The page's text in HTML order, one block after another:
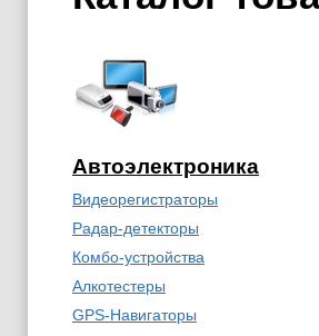
Автоэлектроника
Видеорегистраторы
Радар-детекторы
Комбо-устройства
Алкотестеры
GPS-Навигаторы